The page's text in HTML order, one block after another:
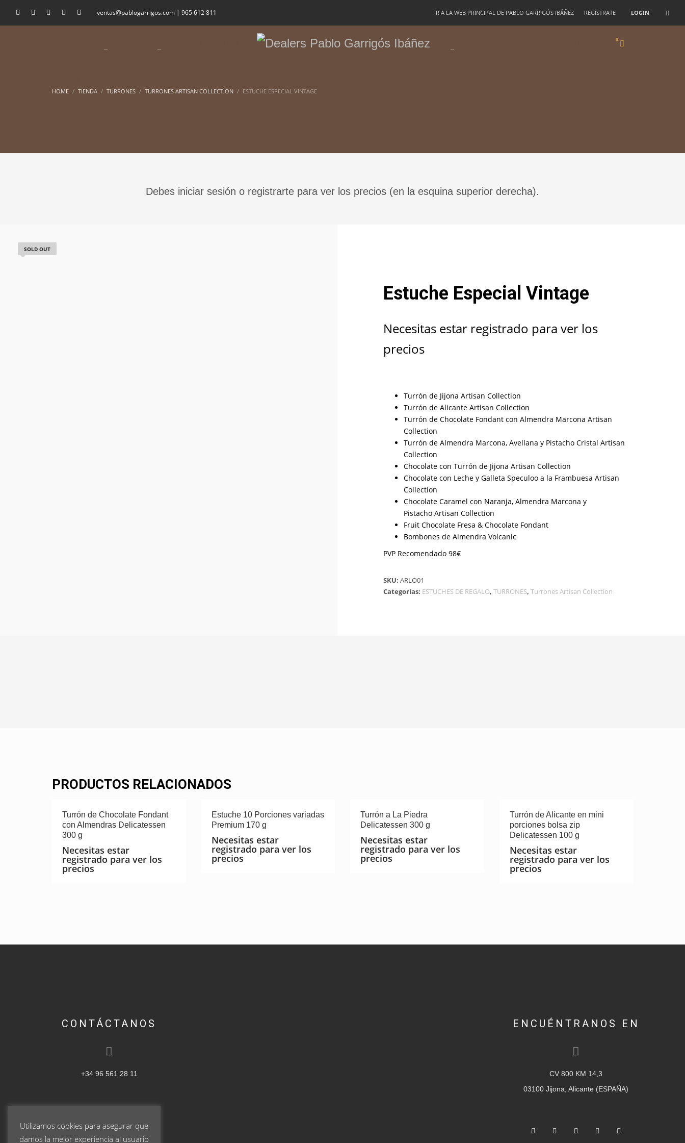
ventas@pablogarrigos.com | 965 612 811 IR A LA WEB PRINCIPAL DE PABLO GARRIGÓS IBÁÑEZ REGÍSTRATE LOGIN
HOME TIENDA TURRONES TURRONES ARTISAN COLLECTION ESTUCHE ESPECIAL VINTAGE
Debes iniciar sesión o registrarte para ver los precios (en la esquina superior derecha).
SOLD OUT
Estuche Especial Vintage
Necesitas estar registrado para ver los
precios
Turrón de Jijona Artisan Collection
Turrón de Alicante Artisan Collection
Turrón de Chocolate Fondant con Almendra Marcona Artisan
Collection
Turrón de Almendra Marcona, Avellana y Pistacho Cristal Artisan
Collection
Chocolate con Turrón de Jijona Artisan Collection
Chocolate con Leche y Galleta Speculoo a la Frambuesa Artisan
Collection
Chocolate Caramel con Naranja, Almendra Marcona y
Pistacho Artisan Collection
Fruit Chocolate Fresa & Chocolate Fondant
Bombones de Almendra Volcanic
PVP Recomendado 98€
SKU: ARLO01
Categorías: ESTUCHES DE REGALO, TURRONES, Turrones Artisan Collection
PRODUCTOS RELACIONADOS
Turrón de Chocolate Fondant
con Almendras Delicatessen
300 g
Necesitas estar
registrado para ver los
precios
Estuche 10 Porciones variadas
Premium 170 g
Necesitas estar
registrado para ver los
precios
Turrón a La Piedra
Delicatessen 300 g
Necesitas estar
registrado para ver los
precios
Turrón de Alicante en mini
porciones bolsa zip
Delicatessen 100 g
Necesitas estar
registrado para ver los
precios
CONTÁCTANOS
+34 96 561 28 11
ventas@pablogarrigos.com
ENCUÉNTRANOS EN
CV 800 KM 14,3
03100 Jijona, Alicante (ESPAÑA)
Utilizamos cookies para asegurar que
damos la mejor experiencia al usuario